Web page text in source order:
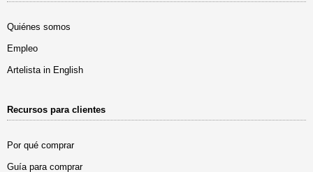
Quiénes somos
Empleo
Artelista in English
Recursos para clientes
Por qué comprar
Guía para comprar